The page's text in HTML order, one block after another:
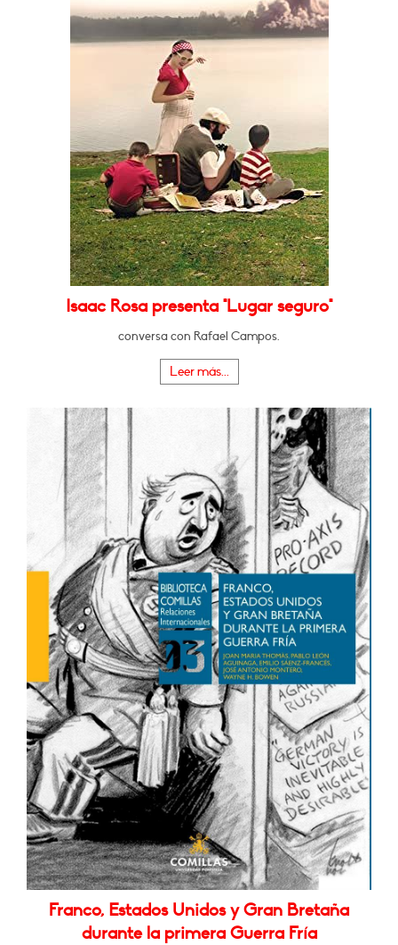
Isaac Rosa presenta "Lugar seguro"
conversa con Rafael Campos.
Leer más...
Franco, Estados Unidos y Gran Bretaña
durante la primera Guerra Fría